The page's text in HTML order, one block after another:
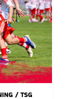
/ TSG